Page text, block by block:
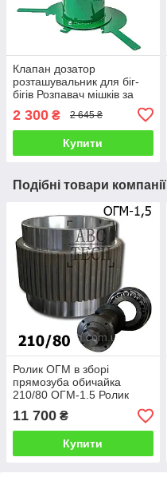
Клапан дозатор
розташувальник для біг-
бігів Розпавач мішків за
Розвантажувач бігів
Гарпун
2 300 ₴ 2 645 ₴
Купити
Подібні товари компанії
Ролик ОГМ в зборі
прямозуба обичайка
210/80 ОГМ-1.5 Ролик
прес-гранулятора ОГМ
1,5 Вузький ролик з
прямим зубом
11 700 ₴
Купити